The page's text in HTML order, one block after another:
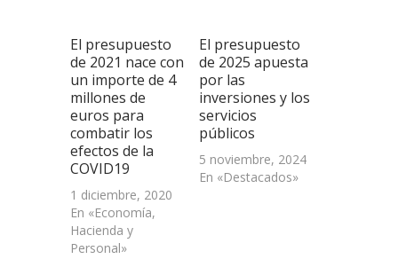
en
una
ventana
nueva)
El presupuesto
de 2021 nace con
un importe de 4
millones de
euros para
combatir los
efectos de la
COVID19
1 diciembre, 2020
En «Economía,
Hacienda y
Personal»
El presupuesto
de 2025 apuesta
por las
inversiones y los
servicios
públicos
5 noviembre, 2024
En «Destacados»